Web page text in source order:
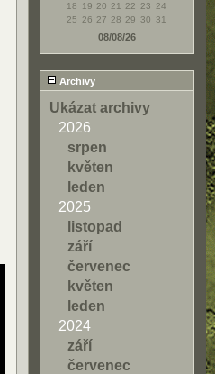
18
19 20 21 22 23
24
25
26 27 28 29 30 31
08/08/26
Archivy
Ukázat archivy
2026
srpen
květen
leden
2025
listopad
září
červenec
květen
leden
2024
září
červenec